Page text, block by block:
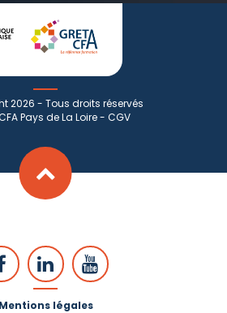
2026 - Tous droits réservés
Pays de La Loire - CGV
Mentions légales